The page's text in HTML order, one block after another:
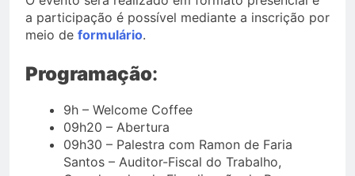
a participação é possível mediante a inscrição por
meio de formulário.
Programação:
9h – Welcome Coffee
09h20 – Abertura
09h30 – Palestra com Ramon de Faria
Santos – Auditor-Fiscal do Trabalho,